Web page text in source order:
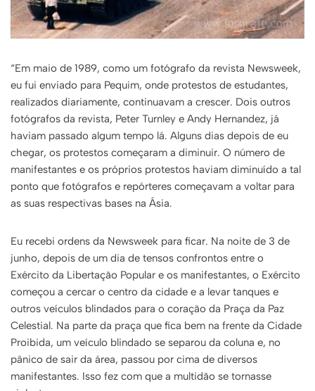
“Em maio de 1989, como um fotógrafo da revista Newsweek,
eu fui enviado para Pequim, onde protestos de estudantes,
realizados diariamente, continuavam a crescer. Dois outros
fotógrafos da revista, Peter Turnley e Andy Hernandez, já
haviam passado algum tempo lá. Alguns dias depois de eu
chegar, os protestos começaram a diminuir. O número de
manifestantes e os próprios protestos haviam diminuído a tal
ponto que fotógrafos e repórteres começavam a voltar para
as suas respectivas bases na Ásia.
Eu recebi ordens da Newsweek para ficar. Na noite de 3 de
junho, depois de um dia de tensos confrontos entre o
Exército da Libertação Popular e os manifestantes, o Exército
começou a cercar o centro da cidade e a levar tanques e
outros veículos blindados para o coração da Praça da Paz
Celestial. Na parte da praça que fica bem na frente da Cidade
Proibida, um veículo blindado se separou da coluna e, no
pânico de sair da área, passou por cima de diversos
manifestantes. Isso fez com que a multidão se tornasse